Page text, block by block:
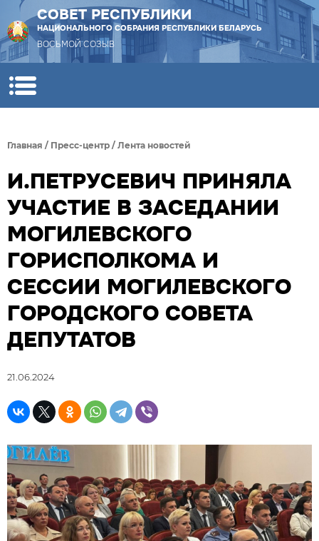
СОВЕТ РЕСПУБЛИКИ
НАЦИОНАЛЬНОГО СОБРАНИЯ РЕСПУБЛИКИ БЕЛАРУСЬ
ВОСЬМОЙ СОЗЫВ
Главная / Пресс-центр / Лента новостей
И.ПЕТРУСЕВИЧ ПРИНЯЛА
УЧАСТИЕ В ЗАСЕДАНИИ
МОГИЛЕВСКОГО
ГОРИСПОЛКОМА И
СЕССИИ МОГИЛЕВСКОГО
ГОРОДСКОГО СОВЕТА
ДЕПУТАТОВ
21.06.2024